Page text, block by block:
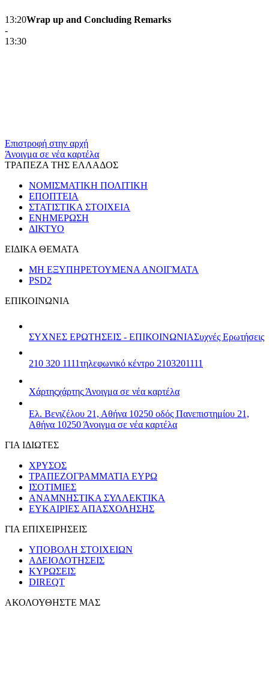
13:20
-
13:30
Wrap up and Concluding Remarks
Επιστροφή στην αρχή
Άνοιγμα σε νέα καρτέλα
ΤΡΑΠΕΖΑ ΤΗΣ ΕΛΛΑΔΟΣ
ΝΟΜΙΣΜΑΤΙΚΗ ΠΟΛΙΤΙΚΗ
ΕΠΟΠΤΕΙΑ
ΣΤΑΤΙΣΤΙΚΑ ΣΤΟΙΧΕΙΑ
ΕΝΗΜΕΡΩΣΗ
ΔΙΚΤΥΟ
ΕΙΔΙΚΑ ΘΕΜΑΤΑ
ΜΗ ΕΞΥΠΗΡΕΤΟΥΜΕΝΑ ΑΝΟΙΓΜΑΤΑ
PSD2
ΕΠΙΚΟΙΝΩΝΙΑ
ΣΥΧΝΕΣ ΕΡΩΤΗΣΕΙΣ - ΕΠΙΚΟΙΝΩΝΙΑΣυχνές Ερωτήσεις
210 320 1111τηλεφωνικό κέντρο 2103201111
Χάρτηςχάρτης Άνοιγμα σε νέα καρτέλα
Ελ. Βενιζέλου 21, Αθήνα 10250 οδός Πανεπιστημίου 21,
Αθήνα 10250 Άνοιγμα σε νέα καρτέλα
ΓΙΑ ΙΔΙΩΤΕΣ
ΧΡΥΣΟΣ
ΤΡΑΠΕΖΟΓΡΑΜΜΑΤΙΑ ΕΥΡΩ
ΙΣΟΤΙΜΙΕΣ
ΑΝΑΜΝΗΣΤΙΚΑ ΣΥΛΛΕΚΤΙΚΑ
ΕΥΚΑΙΡΙΕΣ ΑΠΑΣΧΟΛΗΣΗΣ
ΓΙΑ ΕΠΙΧΕΙΡΗΣΕΙΣ
ΥΠΟΒΟΛΗ ΣΤΟΙΧΕΙΩΝ
ΑΔΕΙΟΔΟΤΗΣΕΙΣ
ΚΥΡΩΣΕΙΣ
DIREQT
ΑΚΟΛΟΥΘΗΣΤΕ ΜΑΣ